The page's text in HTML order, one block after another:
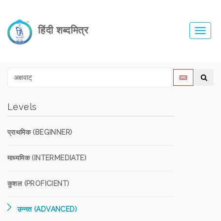
हिंदी शब्दमित्र
Levels
प्राथमिक (BEGINNER)
माध्यमिक (INTERMEDIATE)
कुशल (PROFICIENT)
उन्नत (ADVANCED)